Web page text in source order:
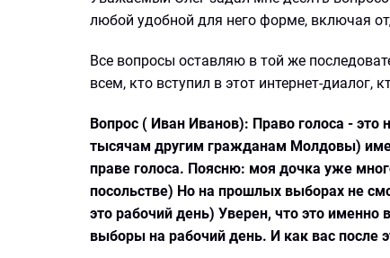
любой удобной для него форме, включая
Все вопросы оставляю в той же
всем, кто вступил в этот интернет-
Вопрос ( Иван Иванов): Право голоса -
тысячам другим гражданам Молдовы)
праве голоса. Поясню: моя дочка уже
посольстве) Но на прошлых выборах не
это рабочий день) Уверен, что это
выборы на рабочий день. И как вас после